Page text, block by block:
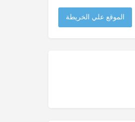
الموقع علي الخريطة